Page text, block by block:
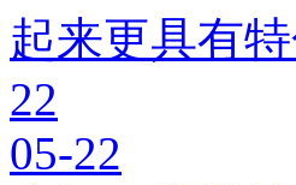
起来更具有
22
05-22